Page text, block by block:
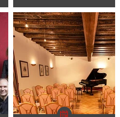
dalej